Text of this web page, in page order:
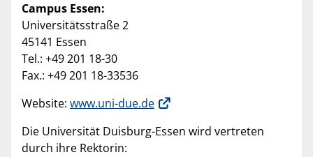
Campus Essen:
Universitätsstraße 2
45141 Essen
Tel.: +49 201 18-30
Fax.: +49 201 18-33536
Website: www.uni-due.de
Die Universität Duisburg-Essen wird vertreten
durch ihre Rektorin: